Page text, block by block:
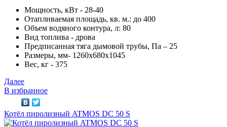
Мощность, кВт - 28-40
Отапливаемая площадь, кв. м.: до 400
Объем водяного контура, л: 80
Вид топлива - дрова
Предписанная тяга дымовой трубы, Па – 25
Размеры, мм- 1260х680х1045
Вес, кг - 375
Далее
В избранное
Котёл пиролизный ATMOS DC 50 S